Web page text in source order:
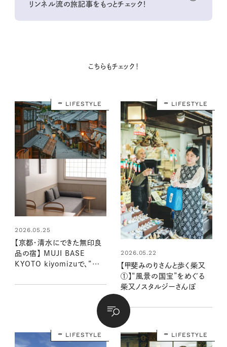
リンネル流の旅記事をもっとチェック！
こちらもチェック！
LIFESTYLE
2026.05.25
【京都・清水にできた無印良
品の宿】 MUJI BASE
KYOTO kiyomizuで、“ふ
を
LIFESTYLE
2026.05.22
【甲斐みのりさんと歩く柴又
①】“風景の国宝”をめぐる
柴又ノスタルジーさんぽ
LIFESTYLE LIFESTYLE